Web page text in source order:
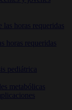
horas requeridas
pediátrica
metabólicas